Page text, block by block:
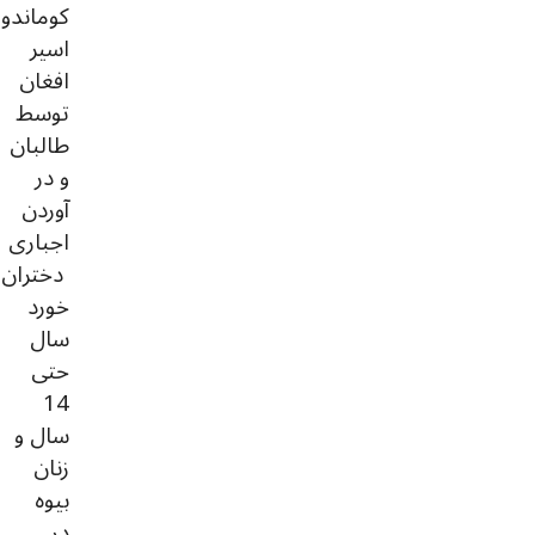
اسیر
افغان
توسط
طالبان
و در
آوردن
اجباری
دختران
خورد
سال
حتی
14
سال و
زنان
بیوه